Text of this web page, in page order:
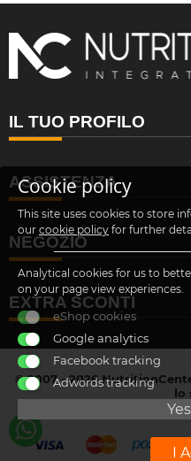
IL TUO PROFILO
ASSISTENZA
NEGOZIO
EXTRA SCONTI
© 2007 - 2026
lo
Cookie policy
This site uses cookies to store
our cookie policy for further
Analytical cookies for us to
on your page view experiences.
eShop cookies
Google analytics
Facebook tracking
Adwords tracking
I